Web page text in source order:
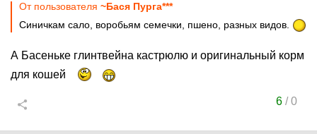
От пользователя ~Бася Пурга***
Синичкам сало, воробьям семечки, пшено, разных видов.
А Басеньке глинтвейна кастрюлю и оригинальный корм
для кошей
6/0